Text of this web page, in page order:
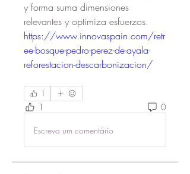
y forma suma dimensiones
relevantes y optimiza esfuerzos.
https://www.innovaspain.com/retr
ee-bosque-pedro-perez-de-ayala-
reforestacion-descarbonizacion/
1
1 0
Escreva um comentário